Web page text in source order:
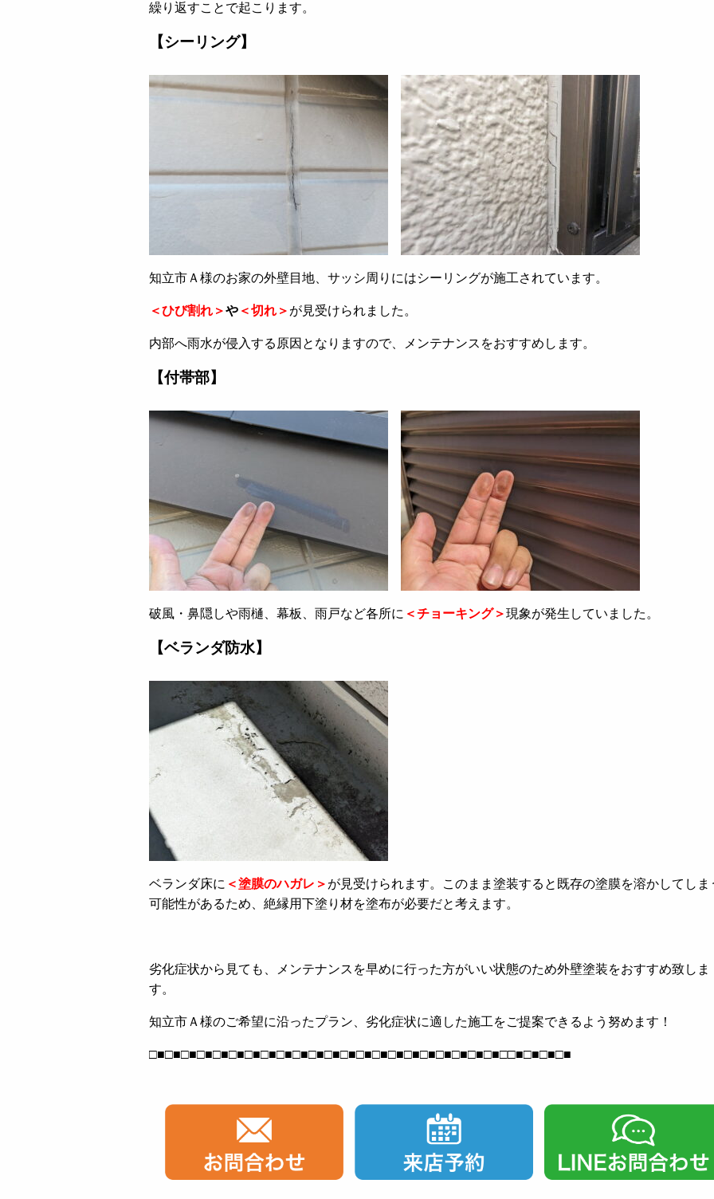
繰り返すことで起こります。
【シーリング】
知立市Ａ様のお家の外壁目地、サッシ周りにはシーリングが施工されています。
＜ひび割れ＞や ＜切れ＞ が見受けられました。
内部へ雨水が侵入する原因となりますので、メンテナンスをおすすめします。
【付帯部】
破風・鼻隠しや雨樋、幕板、雨戸など各所に ＜チョーキング＞現象が発生していました。
【ベランダ防水】
ベランダ床に ＜塗膜のハガレ＞ が見受けられます。このまま塗装すると既存の塗膜を溶かしてしま
可能性があるため、絶縁用下塗り材を塗布が必要だと考えます。
劣化症状から見ても、メンテナンスを早めに行った方がいい状態のため外壁塗装をおすすめ致しま
す。
知立市Ａ様のご希望に沿ったプラン、劣化症状に適した施工をご提案できるよう努めます！
□■□■□■□■□■□■□■□■□■□■□■□■□■□■□■□■□■□■□■□■□■□■□□■□■□■□■